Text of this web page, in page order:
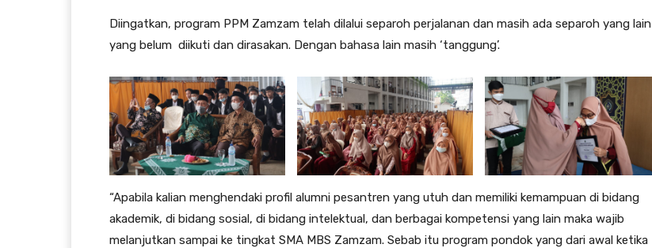
Diingatkan, program PPM Zamzam telah dilalui separoh perjalanan dan masih ada separoh yang lain
yang belum diikuti dan dirasakan. Dengan bahasa lain masih ‘tanggung’.
“Apabila kalian menghendaki profil alumni pesantren yang utuh dan memiliki kemampuan di bidang
akademik, di bidang sosial, di bidang intelektual, dan berbagai kompetensi yang lain maka wajib
melanjutkan sampai ke tingkat SMA MBS Zamzam. Sebab itu program pondok yang dari awal ketika